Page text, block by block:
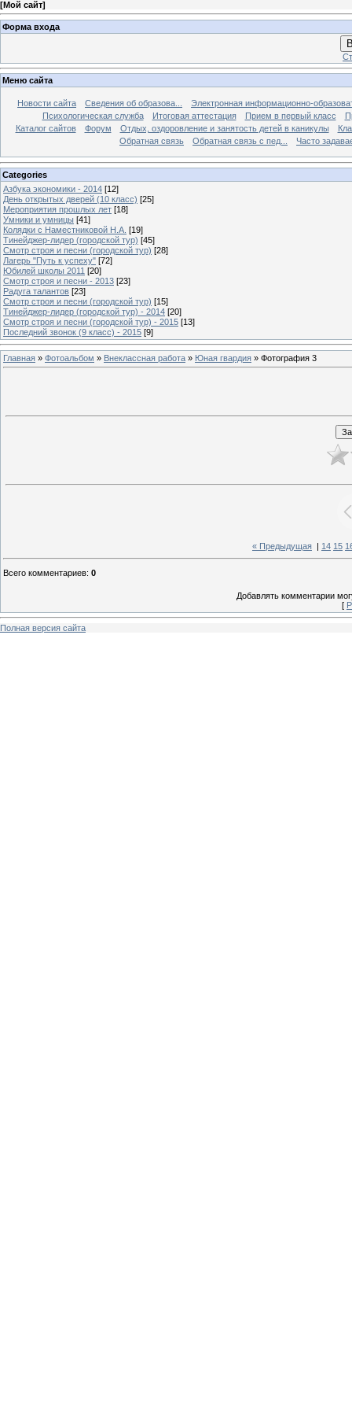
[Мой сайт]
Форма входа
Меню сайта
Новости сайта Сведения об образова...
Электронная информационно-
Психологическая служба
Итоговая аттестация Прием в первый класс
Каталог сайтов
Форум Отдых, оздоровление и занятость детей в каникулы
Обратная связь
Обратная связь с пед... Часто
Categories
Азбука экономики - 2014 [12]
День открытых дверей (10 класс) [25]
Мероприятия прошлых лет [18]
Умники и умницы [41]
Колядки с Наместниковой Н.А. [19]
Тинейджер-лидер (городской тур) [45]
Смотр строя и песни (городской тур) [28]
Лагерь "Путь к успеху" [72]
Юбилей школы 2011 [20]
Смотр строя и песни - 2013 [23]
Радуга талантов [23]
Смотр строя и песни (городской тур) [15]
Тинейджер-лидер (городской тур) - 2014 [20]
Смотр строя и песни (городской тур) - 2015 [13]
Последний звонок (9 класс) - 2015 [9]
Главная » Фотоальбом » Внеклассная работа » Юная гвардия » Фотография 3
« Предыдущая 14 15
Всего комментариев: 0
Добавлять комментарии
[
Полная версия сайта